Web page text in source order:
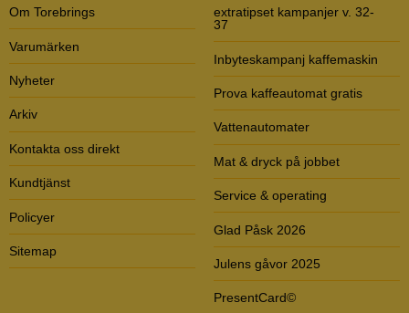
Om Torebrings
Varumärken
Nyheter
Arkiv
Kontakta oss direkt
Kundtjänst
Policyer
Sitemap
extratipset kampanjer v. 32-
37
Inbyteskampanj kaffemaskin
Prova kaffeautomat gratis
Vattenautomater
Mat & dryck på jobbet
Service & operating
Glad Påsk 2026
Julens gåvor 2025
PresentCard©